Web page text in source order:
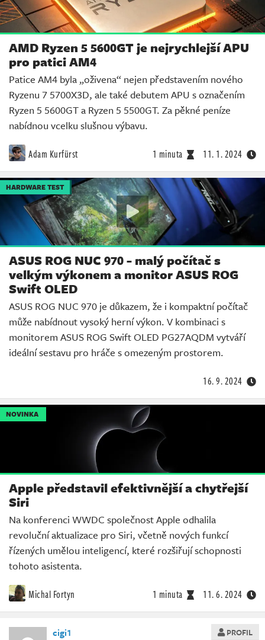
AMD Ryzen 5 5600GT je nejrychlejší APU
pro patici AM4
Patice AM4 byla „oživena“ nejen představením nového
Ryzenu 7 5700X3D, ale také debutem APU s označením
Ryzen 5 5600GT a Ryzen 5 5500GT. Za pěkné peníze
nabídnou vcelku slušnou výbavu.
Adam Kurfürst 1 minuta 11. 1. 2024
HARDWARE TEST
ASUS ROG NUC 970 - malý počítač s
velkým výkonem a monitor ASUS ROG
Swift OLED
ASUS ROG NUC 970 je důkazem, že i kompaktní počítač
může nabídnout vysoký herní výkon. V kombinaci s
monitorem ASUS ROG Swift OLED PG27AQDM vytváří
ideální sestavu pro hráče s omezeným prostorem.
16. 9. 2024
NOVINKA
Apple představil efektivnější a chytřejší
Siri
Na konferenci WWDC společnost Apple odhalila
revoluční aktualizace pro Siri, včetně nových funkcí
řízených umělou inteligencí, které rozšiřují schopnosti
tohoto asistenta.
Michal Fortyn 1 minuta 11. 6. 2024
cigi1 PROFIL